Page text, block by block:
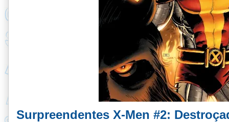
Surpreendentes X-Men #2: